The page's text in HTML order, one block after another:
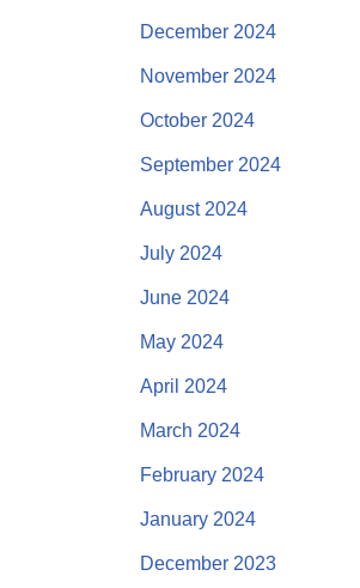
December 2024
November 2024
October 2024
September 2024
August 2024
July 2024
June 2024
May 2024
April 2024
March 2024
February 2024
January 2024
December 2023